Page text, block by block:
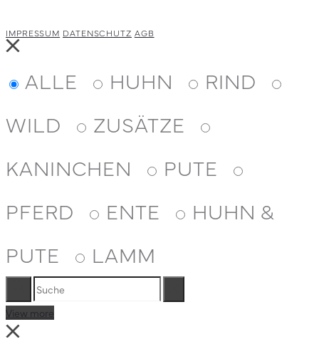
IMPRESSUM DATENSCHUTZ AGB
Close
ALLE HUHN
RIND
WILD
ZUSÄTZE
KANINCHEN
PUTE
PFERD
ENTE
HUHN &
PUTE
LAMM
Suche
View more
Close